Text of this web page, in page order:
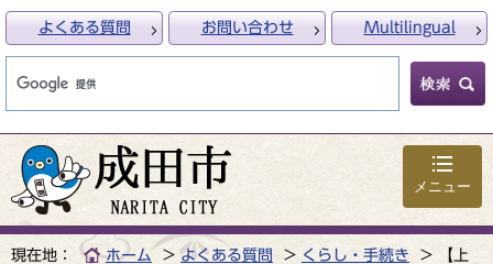
メニュー
よくある質問 お問い合わせ Multilingual
現在地： ホーム よくある質問 くらし・手続き
【上